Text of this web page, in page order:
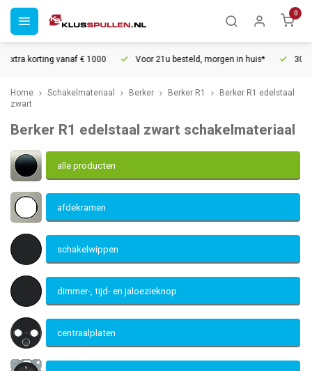
0
€ 1000 Voor 21u besteld, morgen in huis* 30 dagen retourrecht
Home Schakelmateriaal Berker Berker R1
Berker R1 edelstaal
zwart
Berker R1 edelstaal zwart schakelmateriaal
alle producten
afdekramen
schakelwippen
dimmer-, tijd- en jaloezieknop
centraalplaten